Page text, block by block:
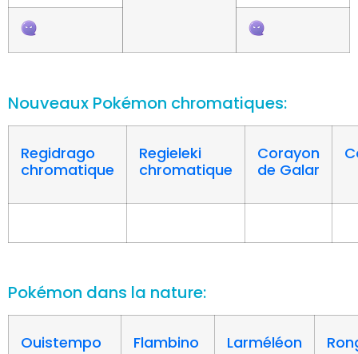
Nouveaux Pokémon chromatiques:
Regidrago
chromatique
Regieleki
chromatique
Corayon
de Galar
Pokémon dans la nature:
Ouistempo Flambino Larméléon